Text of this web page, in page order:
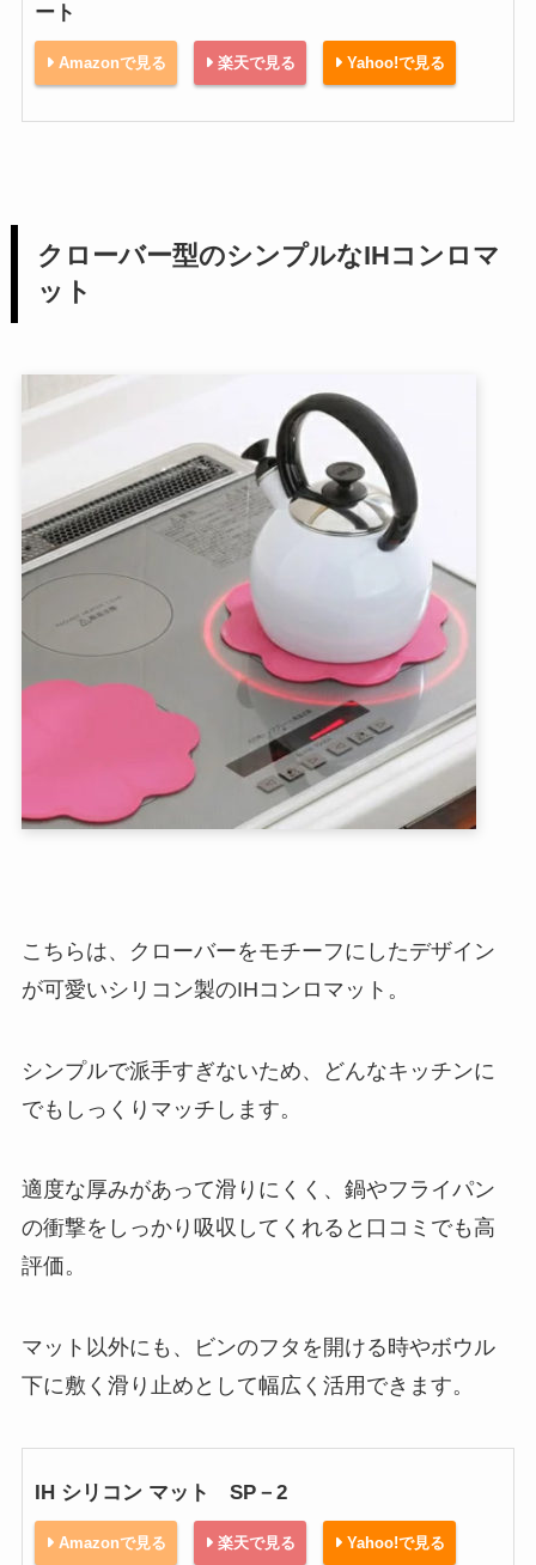
ート
Amazonで見る 楽天で見る Yahoo!で見る
クローバー型のシンプルなIHコンロマ
ット
こちらは、クローバーをモチーフにしたデザイン
が可愛いシリコン製のIHコンロマット。
シンプルで派手すぎないため、どんなキッチンに
でもしっくりマッチします。
適度な厚みがあって滑りにくく、鍋やフライパン
の衝撃をしっかり吸収してくれると口コミでも高
評価。
マット以外にも、ビンのフタを開ける時やボウル
下に敷く滑り止めとして幅広く活用できます。
IH シリコン マット SP－2
Amazonで見る 楽天で見る Yahoo!で見る